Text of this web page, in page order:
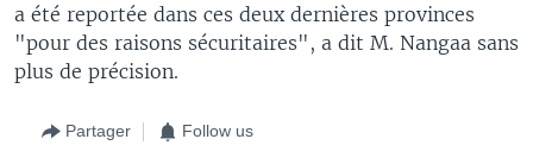
a été reportée dans ces deux dernières provinces
"pour des raisons sécuritaires", a dit M. Nangaa sans
plus de précision.
Partager Follow us